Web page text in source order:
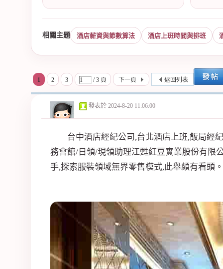
紀
相關主題 酒店薪資與節數算法 酒店上班時間與排班
1 2 3 / 3 頁 下一頁 返回列表
發表於 2024-8-20 11:06:00
台中酒店經紀公司,台北酒店上班,飯局經
務會館/日領/現領助理江甦紅豆實業股份有限
手,探索服裝領域無界零售模式,此舉頗有看頭